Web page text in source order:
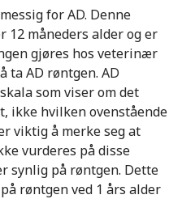
for AD. Denne
12 måneders alder og er
gjøres hos veterinær
ta AD røntgen. AD
som viser om det
ikke hvilken ovenstående
viktig å merke seg at
vurderes på disse
synlig på røntgen. Dette
røntgen ved 1 års alder